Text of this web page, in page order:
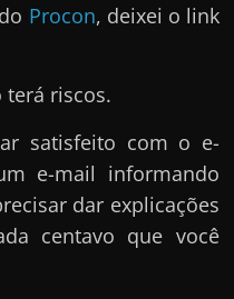
Procon, deixei o link
terá riscos.
satisfeito com o e-
e-mail informando
dar explicações
centavo que você